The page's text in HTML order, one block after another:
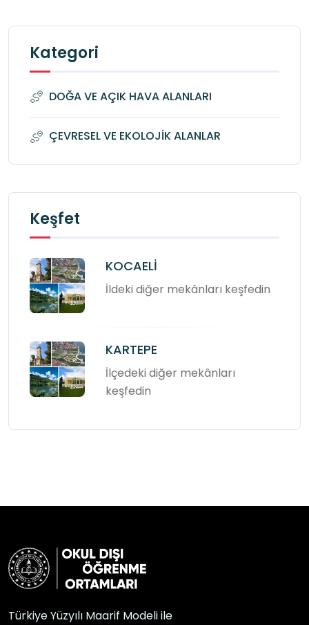
Kategori
DOĞA VE AÇIK HAVA ALANLARI
ÇEVRESEL VE EKOLOJİK ALANLAR
Keşfet
KOCAELİ
İldeki diğer mekânları keşfedin
KARTEPE
İlçedeki diğer mekânları
keşfedin
Türkiye Yüzyılı Maarif Modeli ile